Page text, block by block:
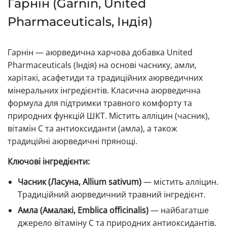
Гарнін (Garnin, United
Pharmaceuticals, Індія)
Гарнін — аюрведична харчова добавка United
Pharmaceuticals (Індія) на основі часнику, амли,
харітакі, асафетиди та традиційних аюрведичних
мінеральних інгредієнтів. Класична аюрведична
формула для підтримки травного комфорту та
природних функцій ШКТ. Містить алліцин (часник),
вітамін C та антиоксиданти (амла), а також
традиційні аюрведичні прянощі.
Ключові інгредієнти:
Часник (Ласуна, Allium sativum)— містить алліцин.
Традиційний аюрведичний травний інгредієнт.
Амла (Амалакі, Emblica officinalis)— найбагатше
джерело вітаміну C та природних антиоксидантів.